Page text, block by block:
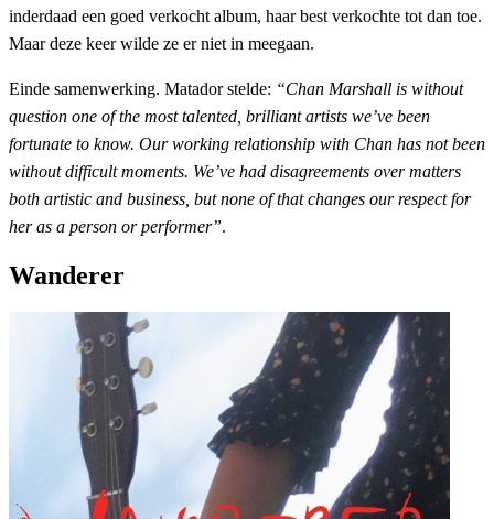
inderdaad een goed verkocht album, haar best verkochte tot dan toe.
Maar deze keer wilde ze er niet in meegaan.
Einde samenwerking. Matador stelde: “Chan Marshall is without
question one of the most talented, brilliant artists we’ve been
fortunate to know. Our working relationship with Chan has not been
without difficult moments. We’ve had disagreements over matters
both artistic and business, but none of that changes our respect for
her as a person or performer”.
Wanderer